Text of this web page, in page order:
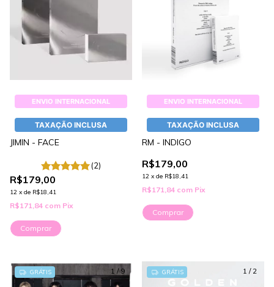
ENVIO INTERNACIONAL
TAXAÇÃO INCLUSA
JIMIN - FACE
(2)
R$179,00
12 x de R$18,41
R$171,84 com Pix
Comprar
ENVIO INTERNACIONAL
TAXAÇÃO INCLUSA
RM - INDIGO
R$179,00
12 x de R$18,41
R$171,84 com Pix
Comprar
1 /9
GRÁTIS 1 / 2
GRÁTIS